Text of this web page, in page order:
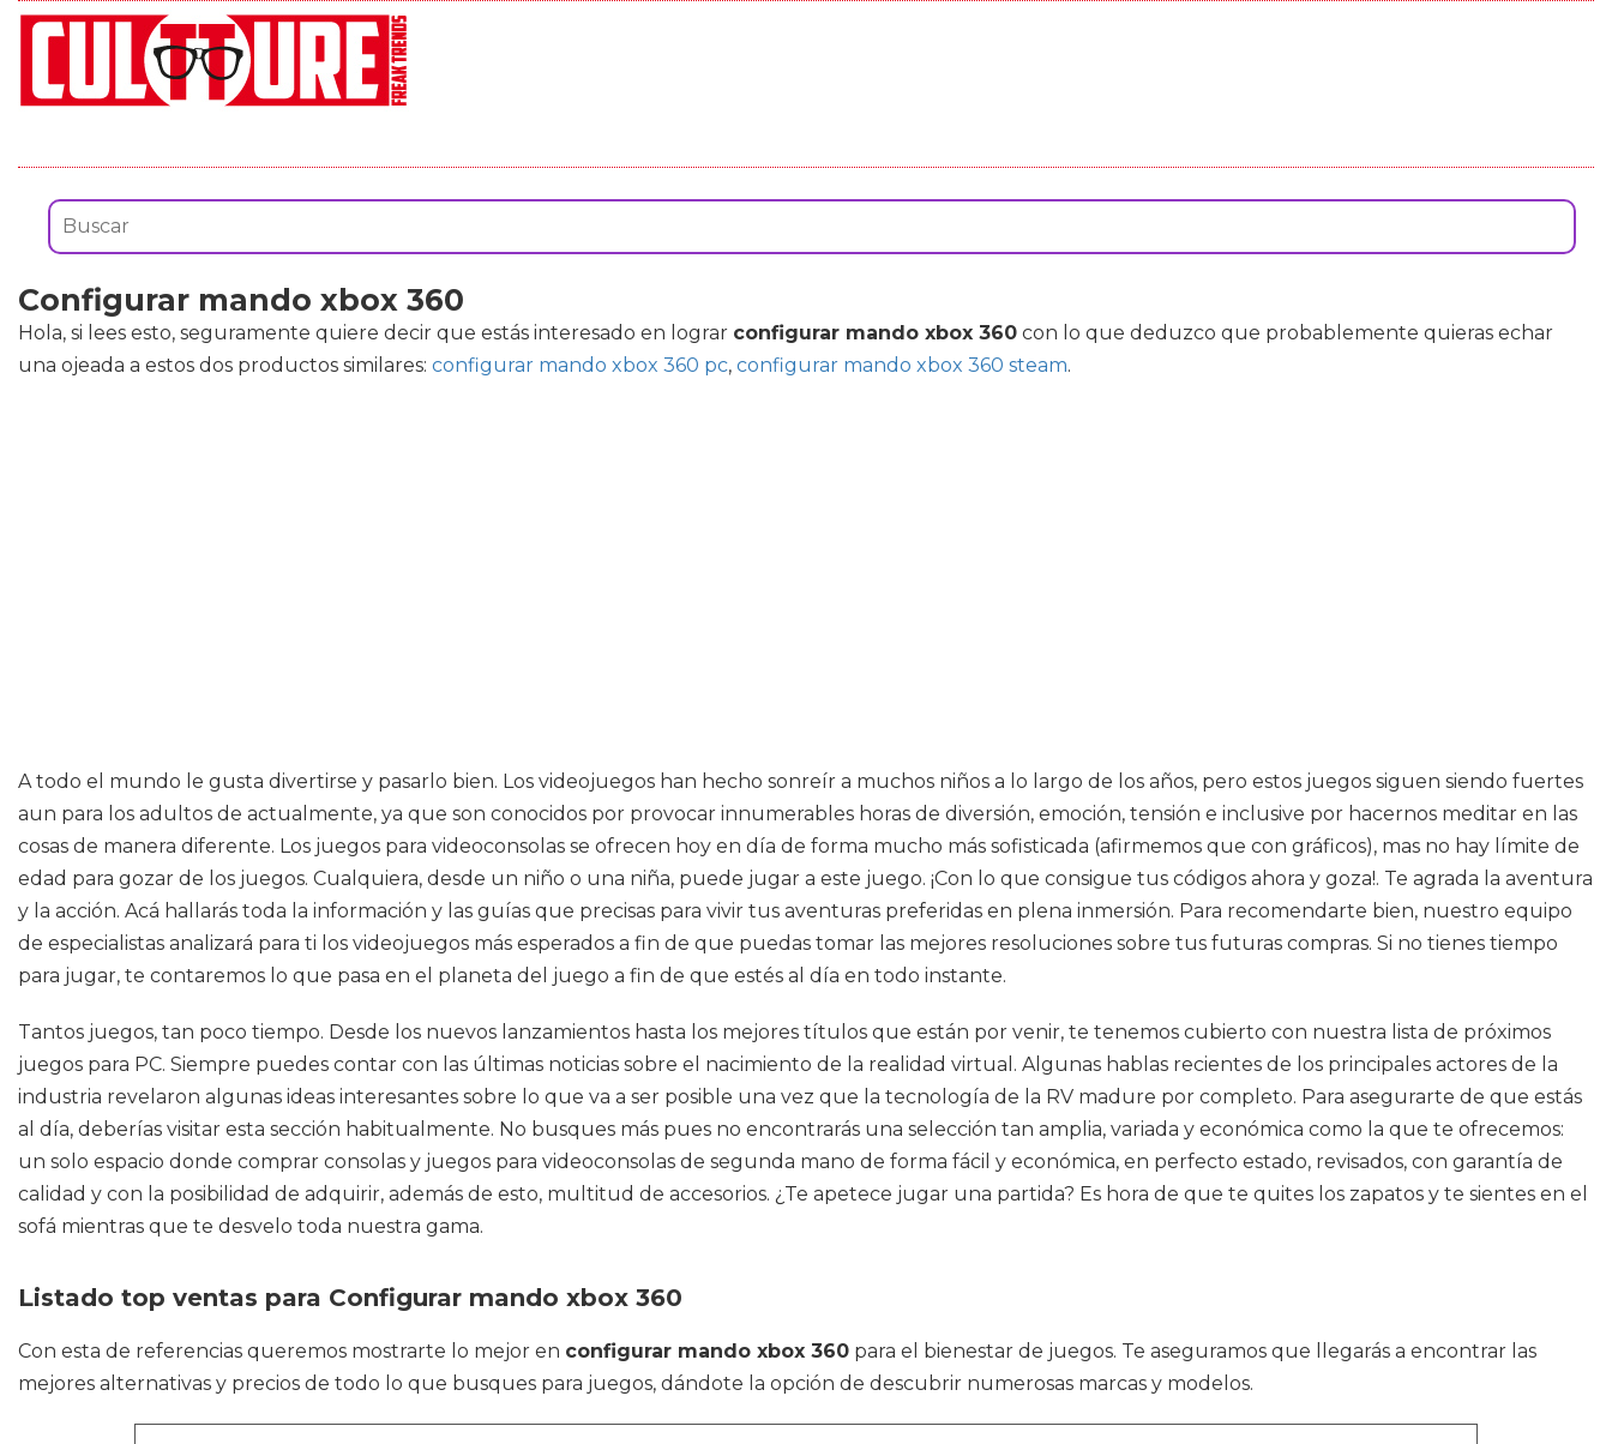
Configurar mando xbox 360
Hola, si lees esto, seguramente quiere decir que estás interesado en lograr configurar mando xbox 360 con lo que deduzco que probablemente quieras echar
una ojeada a estos dos productos similares: configurar mando xbox 360 pc, configurar mando xbox 360 steam.
A todo el mundo le gusta divertirse y pasarlo bien. Los videojuegos han hecho sonreír a muchos niños a lo largo de los años, pero estos juegos siguen siendo fuertes
aun para los adultos de actualmente, ya que son conocidos por provocar innumerables horas de diversión, emoción, tensión e inclusive por hacernos meditar en las
cosas de manera diferente. Los juegos para videoconsolas se ofrecen hoy en día de forma mucho más sofisticada (afirmemos que con gráficos), mas no hay límite de
edad para gozar de los juegos. Cualquiera, desde un niño o una niña, puede jugar a este juego. ¡Con lo que consigue tus códigos ahora y goza!. Te agrada la aventura
y la acción. Acá hallarás toda la información y las guías que precisas para vivir tus aventuras preferidas en plena inmersión. Para recomendarte bien, nuestro equipo
de especialistas analizará para ti los videojuegos más esperados a fin de que puedas tomar las mejores resoluciones sobre tus futuras compras. Si no tienes tiempo
para jugar, te contaremos lo que pasa en el planeta del juego a fin de que estés al día en todo instante.
Tantos juegos, tan poco tiempo. Desde los nuevos lanzamientos hasta los mejores títulos que están por venir, te tenemos cubierto con nuestra lista de próximos
juegos para PC. Siempre puedes contar con las últimas noticias sobre el nacimiento de la realidad virtual. Algunas hablas recientes de los principales actores de la
industria revelaron algunas ideas interesantes sobre lo que va a ser posible una vez que la tecnología de la RV madure por completo. Para asegurarte de que estás
al día, deberías visitar esta sección habitualmente. No busques más pues no encontrarás una selección tan amplia, variada y económica como la que te ofrecemos:
un solo espacio donde comprar consolas y juegos para videoconsolas de segunda mano de forma fácil y económica, en perfecto estado, revisados, con garantía de
calidad y con la posibilidad de adquirir, además de esto, multitud de accesorios. ¿Te apetece jugar una partida? Es hora de que te quites los zapatos y te sientes en el
sofá mientras que te desvelo toda nuestra gama.
Listado top ventas para Configurar mando xbox 360
Con esta de referencias queremos mostrarte lo mejor en configurar mando xbox 360 para el bienestar de juegos. Te aseguramos que llegarás a encontrar las
mejores alternativas y precios de todo lo que busques para juegos, dándote la opción de descubrir numerosas marcas y modelos.